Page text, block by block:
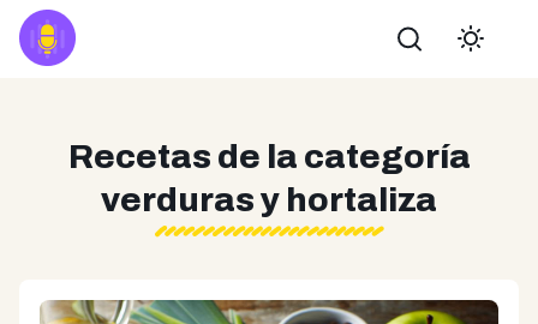
Buscar
Recetas de la categoría
verduras y hortaliza